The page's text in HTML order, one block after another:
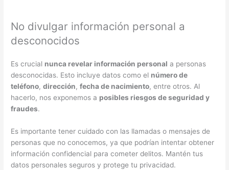
No divulgar información personal a
desconocidos
Es crucial nunca revelar información personal a personas
desconocidas. Esto incluye datos como el número de
teléfono,dirección,fecha de nacimiento, entre otros. Al
hacerlo, nos exponemos a posibles riesgos de seguridad y
fraudes.
Es importante tener cuidado con las llamadas o mensajes de
personas que no conocemos, ya que podrían intentar obtener
información confidencial para cometer delitos. Mantén tus
datos personales seguros y protege tu privacidad.